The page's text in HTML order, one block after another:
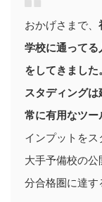
おかげさまで、
学校に通って
をしてきました。
スタディング
常に有用なツー
インプットを
大手予備校の
分合格圏に達す